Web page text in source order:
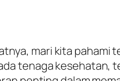
mari kita pahami
tenaga kesehatan,